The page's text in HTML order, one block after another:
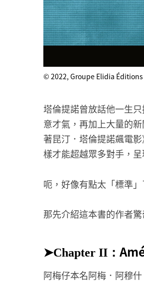
© 2022, Groupe Elidia
塔倫提諾曾放話他一生
意才氣，再加上大量的
著昆汀．塔倫提諾飆電
樣才能超越眾多對手，
呃，好像有點太「標準
那先介紹這本書的作者
➤Chapter II：
阿梅仔本名阿梅．阿穆